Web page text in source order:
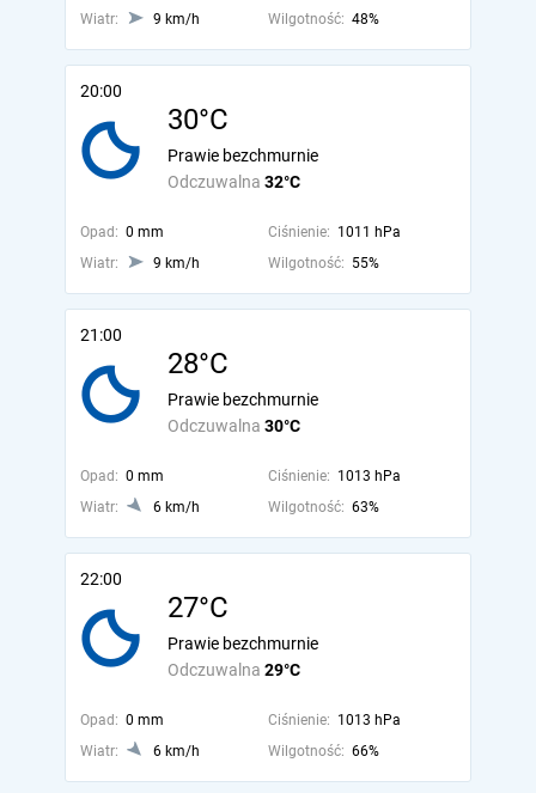
Wiatr:
9 km/h Wilgotność: 48%
20:00
30°C
Odczuwalna 32°C
Prawie bezchmurnie
Opad: 0 mm Ciśnienie: 1011 hPa
Wiatr:
9 km/h Wilgotność: 55%
21:00
28°C
Odczuwalna 30°C
Prawie bezchmurnie
Opad: 0 mm Ciśnienie: 1013 hPa
Wiatr:
6 km/h Wilgotność: 63%
22:00
27°C
Odczuwalna 29°C
Prawie bezchmurnie
Opad: 0 mm Ciśnienie: 1013 hPa
Wiatr:
6 km/h Wilgotność: 66%